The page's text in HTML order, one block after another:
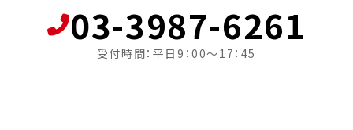
03-3987-6261
受付時間：平日9：00～17：45